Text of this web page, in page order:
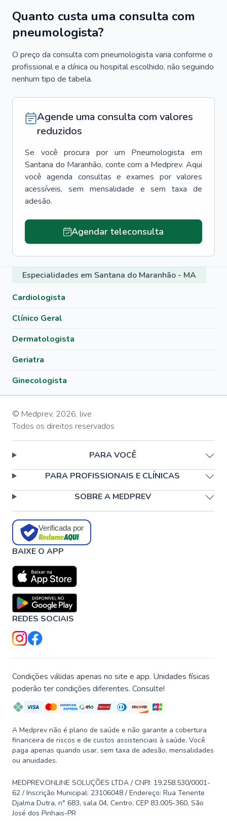
Quanto custa uma consulta com
pneumologista?
O preço da consulta com pneumologista varia conforme o
profissional e a clínica ou hospital escolhido, não seguindo
nenhum tipo de tabela.
Agende uma consulta com valores
reduzidos
Se você procura por um Pneumologista
em
Santana do Maranhão, conte com a Medprev. Aqui
você agenda consultas e exames por valores
acessíveis, sem mensalidade e sem taxa de
adesão.
Agendar teleconsulta
Especialidades em Santana do Maranhão - MA
Cardiologista
Clínico Geral
Dermatologista
Geriatra
Ginecologista
© Medprev, 2026, live
Todos os direitos reservados
PARA VOCÊ
PARA PROFISSIONAIS E CLÍNICAS
SOBRE A MEDPREV
Verificada por
BAIXE O APP
REDES SOCIAIS
Condições válidas apenas no site e app. Unidades físicas
poderão ter condições diferentes. Consulte!
A Medprev não é plano de saúde e não garante a cobertura
financeira de riscos e de custos assistenciais à saúde. Você
paga apenas quando usar, sem taxa de adesão, mensalidades
ou anuidades.
MEDPREV.ONLINE SOLUÇÕES LTDA / CNPJ: 19.258.530/0001-
62 / Inscrição Municipal: 23106048 / Endereço: Rua Tenente
Djalma Dutra, n° 683, sala 04, Centro, CEP 83.005-360, São
José dos Pinhais-PR